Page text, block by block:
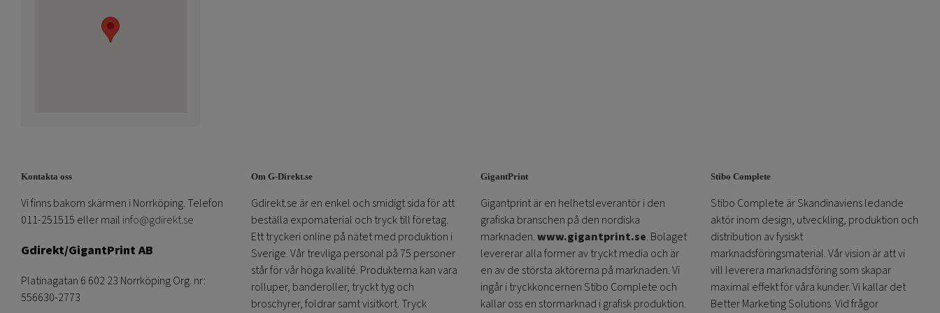
Kontakta oss
Vi finns bakom skärmen i Norrköping. Telefon
011-251515 eller mail info@gdirekt.se
Gdirekt/GigantPrint AB
Platinagatan 6 602 23 Norrköping Org. nr:
556630-2773
Om G-Direkt.se
Gdirekt.se är en enkel och smidigt sida för att
beställa expomaterial och tryck till företag.
Ett tryckeri online på nätet med produktion i
Sverige. Vår trevliga personal på 75 personer
står för vår höga kvalité. Produkterna kan vara
rolluper, banderoller, tryckt tyg och
broschyrer, foldrar samt visitkort. Tryck
GigantPrint
Gigantprint är en helhetsleverantör i den
grafiska branschen på den nordiska
marknaden.www.gigantprint.se. Bolaget
levererar alla former av tryckt media och är
en av de största aktörerna på marknaden. Vi
ingår i tryckkoncernen Stibo Complete och
kallar oss en stormarknad i grafisk produktion.
Stibo Complete
Stibo Complete är Skandinaviens ledande
aktör inom design, utveckling, produktion och
distribution av fysiskt
marknadsföringsmaterial. Vår vision är att vi
vill leverera marknadsföring som skapar
maximal effekt för våra kunder. Vi kallar det
Better Marketing Solutions. Vid frågor